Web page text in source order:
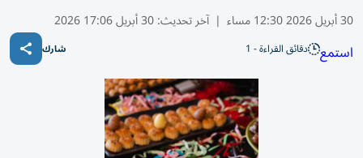
30 أبريل 2026 12:30 مساء | آخر تحديث:30 أبريل 17:06 2026
استمع دقائق القراءة - 1 شارك